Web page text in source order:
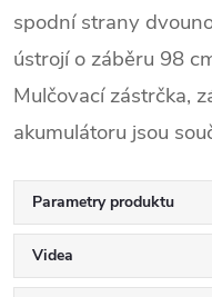
spodní strany
ústrojí o záběru 98
Mulčovací zástrčka,
akumulátoru jsou
Parametry produktu
Videa